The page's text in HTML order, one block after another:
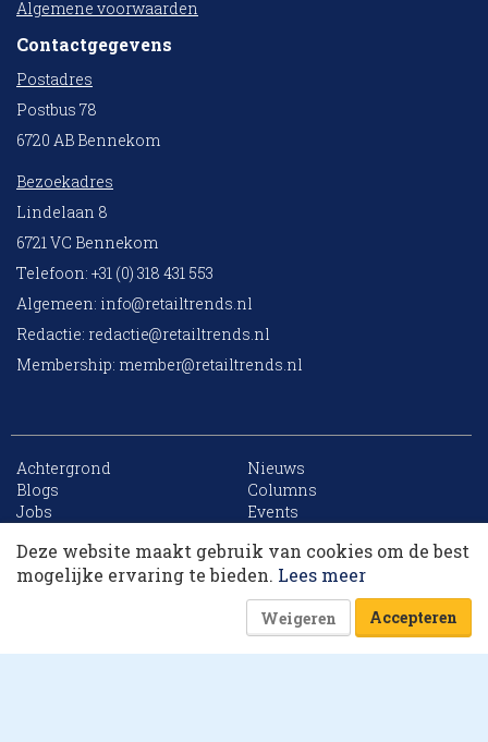
Algemene voorwaarden
Contactgegevens
Postadres
Postbus 78
6720 AB Bennekom
Bezoekadres
Lindelaan 8
6721 VC Bennekom
Telefoon: +31 (0) 318 431 553
Algemeen: info@retailtrends.nl
Redactie: redactie@retailtrends.nl
Membership: member@retailtrends.nl
Achtergrond
Nieuws
Blogs
Columns
Jobs
Events
Archief
Sitemap
Website is powered by
Deze website maakt gebruik van cookies om de best
mogelijke ervaring te bieden. Lees meer
Weigeren Accepteren
10 collega’s
Korting op events